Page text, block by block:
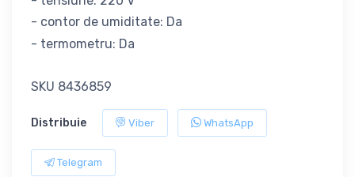
- contor de umiditate: Da
- termometru: Da
SKU 8436859
Distribuie Viber WhatsApp
Telegram